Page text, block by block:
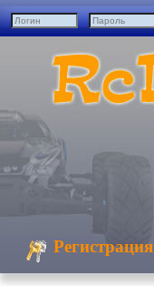
Регистрация